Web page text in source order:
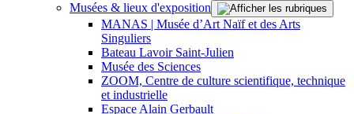
Musées & lieux d'exposition
MANAS | Musée d’Art Naïf et des Arts
Singuliers
Bateau Lavoir Saint-Julien
Musée des Sciences
ZOOM, Centre de culture scientifique, technique
et industrielle
Espace Alain Gerbault